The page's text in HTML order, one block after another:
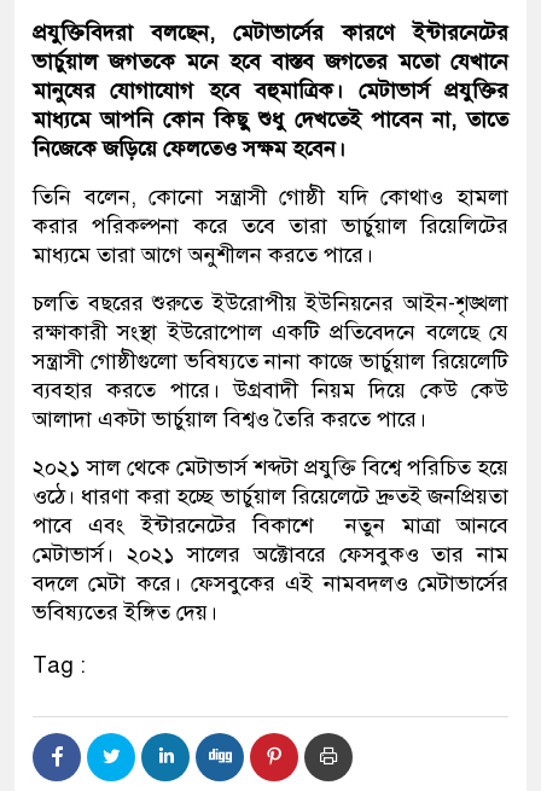
প্রযুক্তিবিদরা বলছেন, মেটাভার্সের কারণে ইন্টারনেটের
ভার্চুয়াল জগতকে মনে হবে বাস্তব জগতের মতো যেখানে
মানুষের যোগাযোগ হবে বহুমাত্রিক। মেটাভার্স প্রযুক্তির
মাধ্যমে আপনি কোন কিছু শুধু দেখতেই পাবেন না, তাতে
নিজেকে জড়িয়ে ফেলতেও সক্ষম হবেন।
তিনি বলেন, কোনো সন্ত্রাসী গোষ্ঠী যদি কোথাও হামলা
করার পরিকল্পনা করে তবে তারা ভার্চুয়াল রিয়েলিটের
মাধ্যমে তারা আগে অনুশীলন করতে পারে।
চলতি বছরের শুরুতে ইউরোপীয় ইউনিয়নের আইন-শৃঙ্খলা
রক্ষাকারী সংস্থা ইউরোপোল একটি প্রতিবেদনে বলেছে যে
সন্ত্রাসী গোষ্ঠীগুলো ভবিষ্যতে নানা কাজে ভার্চুয়াল রিয়েলেটি
ব্যবহার করতে পারে। উগ্রবাদী নিয়ম দিয়ে কেউ কেউ
আলাদা একটা ভার্চুয়াল বিশ্বও তৈরি করতে পারে।
২০২১ সাল থেকে মেটাভার্স শব্দটা প্রযুক্তি বিশ্বে পরিচিত হয়ে
ওঠে। ধারণা করা হচ্ছে ভার্চুয়াল রিয়েলেটে দ্রুতই জনপ্রিয়তা
পাবে এবং ইন্টারনেটের বিকাশে নতুন মাত্রা আনবে
মেটাভার্স। ২০২১ সালের অক্টোবরে ফেসবুকও তার নাম
বদলে মেটা করে। ফেসবুকের এই নামবদলও মেটাভার্সের
ভবিষ্যতের ইঙ্গিত দেয়।
Tag :